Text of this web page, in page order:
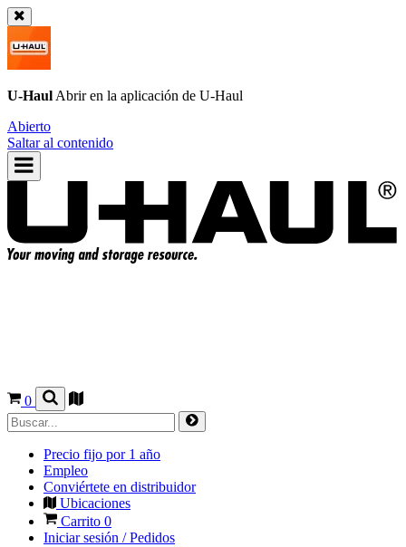
U-Haul Abrir en la aplicación de U-Haul
Abierto
Saltar al contenido
0
Precio fijo por 1 año
Empleo
Conviértete en distribuidor
Ubicaciones
Carrito 0
Iniciar sesión / Pedidos